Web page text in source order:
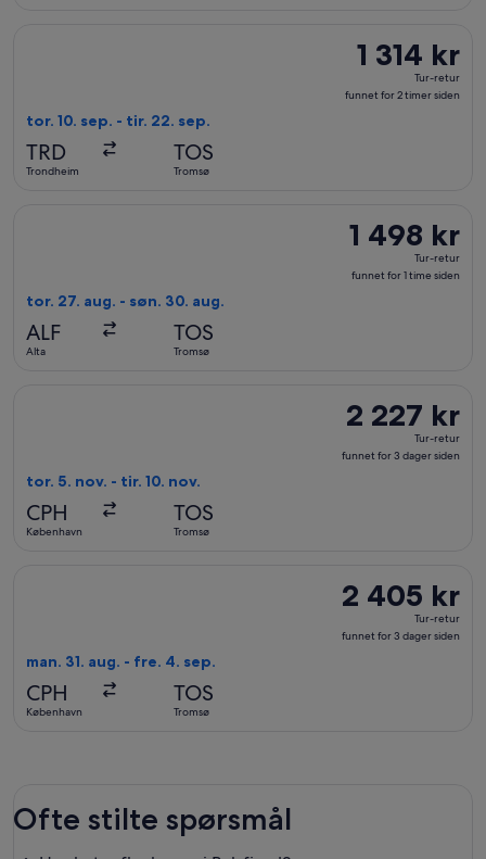
1 314 kr
Tur-
retur,
1 314 kr
Tur-retur
funnet for 2 timer siden
tor. 10. sep. - tir. 22. sep.
TRD
Trondheim
TOS
Tromsø
1 498 kr
Tur-
retur,
1 498 kr
Tur-retur
funnet for 1 time siden
tor. 27. aug. - søn. 30. aug.
ALF
Alta
TOS
Tromsø
2 227 kr
Tur-
retur,
2 227 kr
Tur-retur
funnet for 3 dager siden
tor. 5. nov. - tir. 10. nov.
CPH
København
TOS
Tromsø
2 405 kr
Tur-
retur,
2 405 kr
Tur-retur
funnet for 3 dager siden
man. 31. aug. - fre. 4. sep.
CPH
København
TOS
Tromsø
Ofte stilte spørsmål